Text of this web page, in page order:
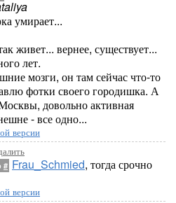
умирает...
живет... вернее, существует...
лет.
мозги, он там сейчас что-то
фотки своего городишка. А
довольно активная
- все одно...
версии
# Frau_Schmied, тогда срочно
версии